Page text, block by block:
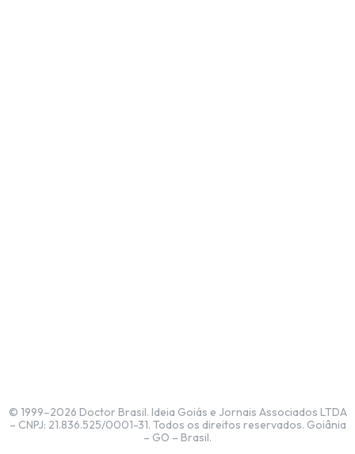
© 1999–2026 Doctor Brasil. Ideia Goiás e Jornais Associados LTDA
– CNPJ: 21.836.525/0001-31. Todos os direitos reservados. Goiânia
– GO – Brasil.